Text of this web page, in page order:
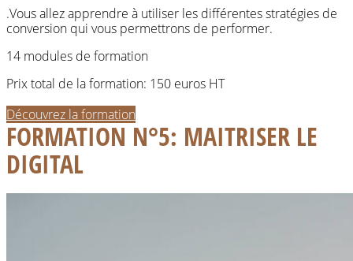
.Vous allez apprendre à utiliser les différentes stratégies de
conversion qui vous permettrons de performer.
14 modules de formation
Prix total de la formation: 150 euros HT
Découvrez la formation
FORMATION N°5: MAITRISER LE
DIGITAL